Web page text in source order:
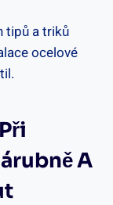
tipů a triků
ocelové
A